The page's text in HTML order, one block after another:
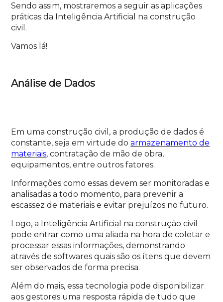
Sendo assim, mostraremos a seguir as aplicações
práticas da Inteligência Artificial na construção
civil.
Vamos lá!
Análise de Dados
Em uma construção civil, a produção de dados é
constante, seja em virtude doarmazenamento de
materiais, contratação de mão de obra,
equipamentos, entre outros fatores.
Informações como essas devem ser monitoradas e
analisadas a todo momento, para prevenir a
escassez de materiais e evitar prejuízos no futuro.
Logo, a Inteligência Artificial na construção civil
pode entrar como uma aliada na hora de coletar e
processar essas informações, demonstrando
através de softwares quais são os ítens que devem
ser observados de forma precisa.
Além do mais, essa tecnologia pode disponibilizar
aos gestores uma resposta rápida de tudo que